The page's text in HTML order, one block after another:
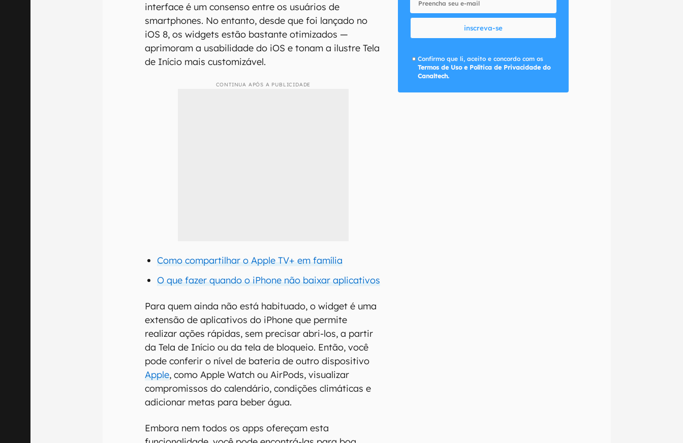
interface é um consenso entre os usuários de
smartphones. No entanto, desde que foi lançado no
iOS 8, os widgets estão bastante otimizados —
aprimoram a usabilidade do iOS e tonam a ilustre Tela
de Início mais customizável.
CONTINUA APÓS A PUBLICIDADE
Como compartilhar o Apple TV+ em família
O que fazer quando o iPhone não baixar aplicativos
Para quem ainda não está habituado, o widget é uma
extensão de aplicativos do iPhone que permite
realizar ações rápidas, sem precisar abri-los, a partir
da Tela de Início ou da tela de bloqueio. Então, você
pode conferir o nível de bateria de outro dispositivo
Apple, como Apple Watch ou AirPods, visualizar
compromissos do calendário, condições climáticas e
adicionar metas para beber água.
Embora nem todos os apps ofereçam esta
inscreva-se
Confirmo que li, aceito e concordo com os
Termos de Uso e Política de Privacidade do
Canaltech.